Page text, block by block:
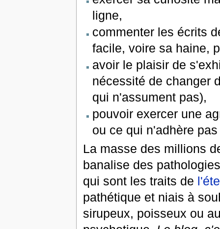
ligne,
commenter les écrits
facile, voire sa haine,
avoir le plaisir de
nécessité de changer
qui n'assument pas),
pouvoir exercer une
ou ce qui n'adhère
La masse des millions
banalise des
qui sont les traits de
pathétique et niais à
sirupeux, poisseux ou